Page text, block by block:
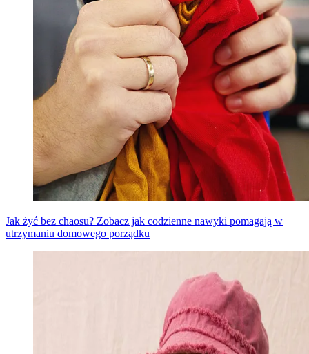
Jak żyć bez chaosu? Zobacz jak codzienne nawyki pomagają w
utrzymaniu domowego porządku